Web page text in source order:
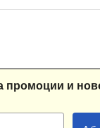
промоции и